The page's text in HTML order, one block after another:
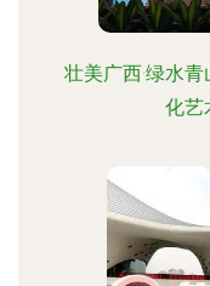
壮美广西·绿水
化艺